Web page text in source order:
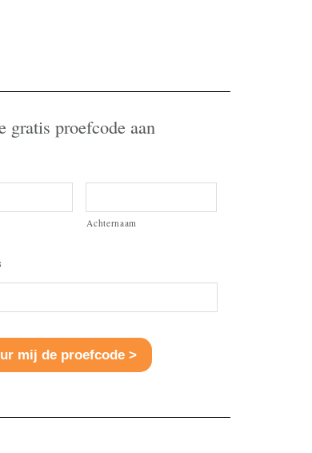
gratis proefcode aan
Achternaam